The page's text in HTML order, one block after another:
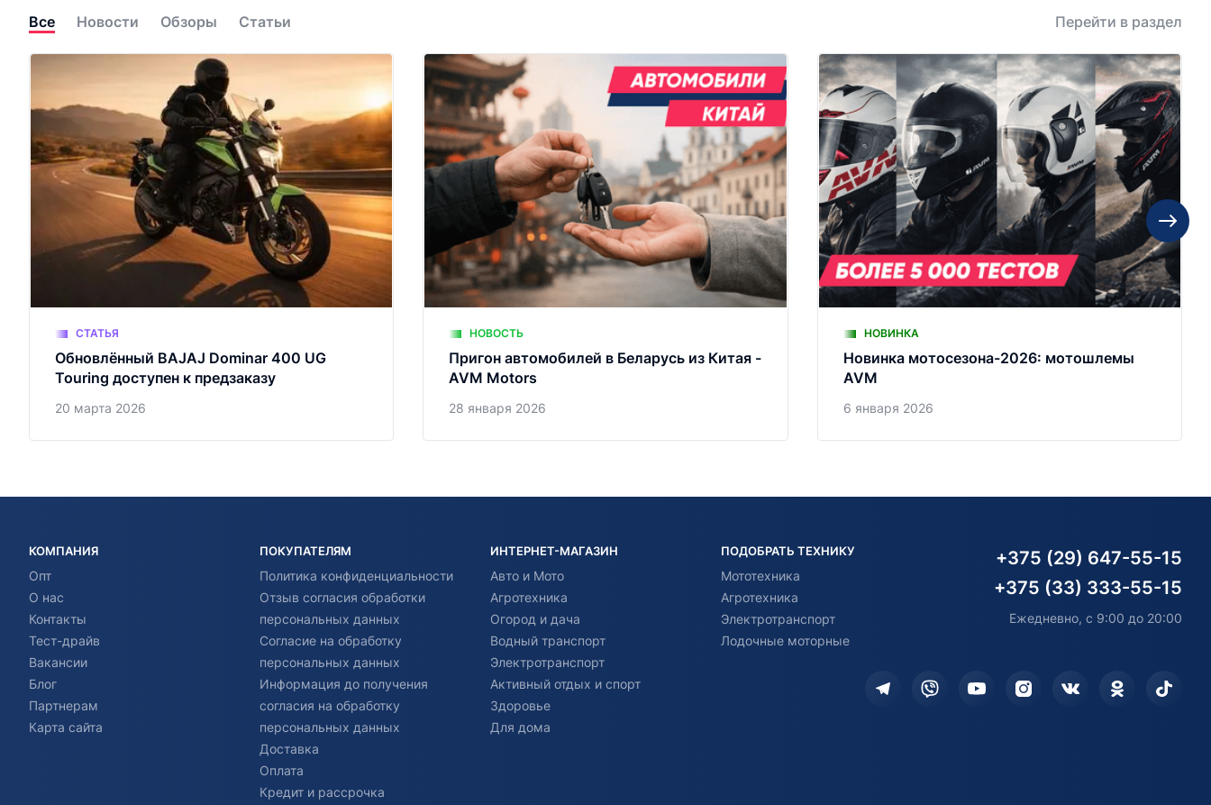
Все Новости Обзоры Статьи Перейти в раздел
СТАТЬЯ
Обновлённый BAJAJ Dominar 400 UG
Touring доступен к предзаказу
20 марта 2026
НОВОСТЬ
Пригон автомобилей в Беларусь из Китая -
AVM Motors
28 января 2026
НОВИНКА
Новинка мотосезона-2026: мотошлемы
AVM
6 января 2026
КОМПАНИЯ
Опт
О нас
Контакты
Тест-драйв
Вакансии
Блог
Партнерам
Карта сайта
ПОКУПАТЕЛЯМ
Политика конфиденциальности
Отзыв согласия обработки
персональных данных
Согласие на обработку
персональных данных
Информация до получения
согласия на обработку
персональных данных
Доставка
Оплата
Кредит и рассрочка
ИНТЕРНЕТ-МАГАЗИН
Авто и Мото
Агротехника
Огород и дача
Водный транспорт
Электротранспорт
Активный отдых и спорт
Здоровье
Для дома
ПОДОБРАТЬ ТЕХНИКУ
Мототехника
Агротехника
Электротранспорт
Лодочные моторные
+375 (29) 647-55-15
+375 (33) 333-55-15
Ежедневно, с 9:00 до 20:00